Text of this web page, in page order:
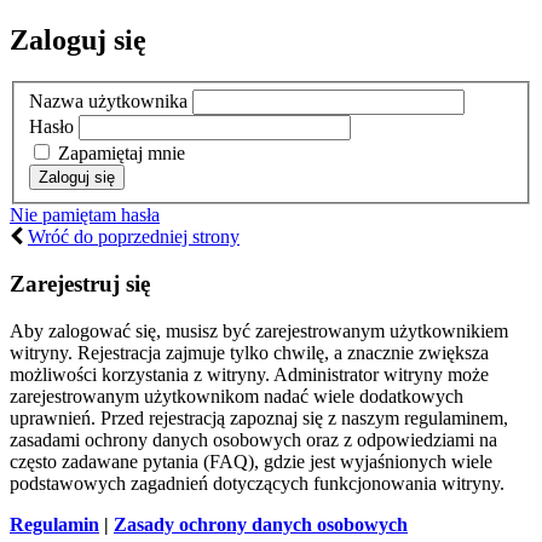
Zaloguj się
Nazwa użytkownika
Hasło
Zapamiętaj mnie
Nie pamiętam hasła
Wróć do poprzedniej strony
Zarejestruj się
Aby zalogować się, musisz być zarejestrowanym użytkownikiem
witryny. Rejestracja zajmuje tylko chwilę, a znacznie zwiększa
możliwości korzystania z witryny. Administrator witryny może
zarejestrowanym użytkownikom nadać wiele dodatkowych
uprawnień. Przed rejestracją zapoznaj się z naszym regulaminem,
zasadami ochrony danych osobowych oraz z odpowiedziami na
często zadawane pytania (FAQ), gdzie jest wyjaśnionych wiele
podstawowych zagadnień dotyczących funkcjonowania witryny.
Regulamin | Zasady ochrony danych osobowych